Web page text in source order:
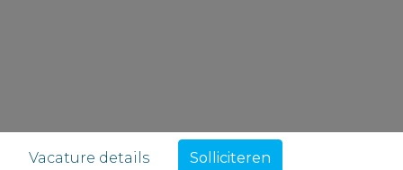
Vacature details Solliciteren